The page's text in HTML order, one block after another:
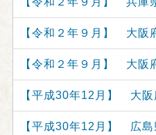
【令和２年９月】 大
【令和２年９月】 大
【平成30年12月】 大
【平成30年12月】 広